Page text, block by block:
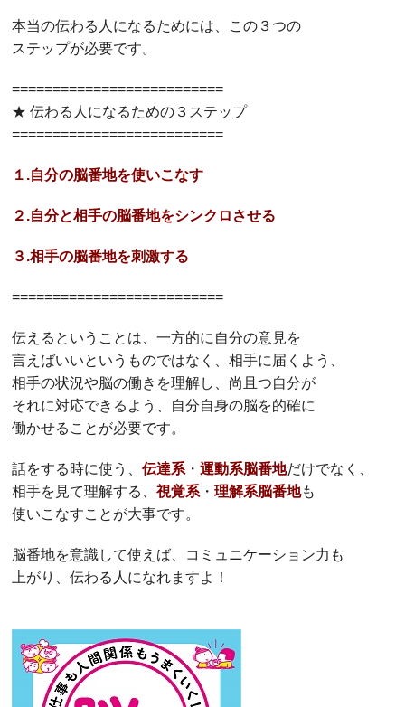
本当の伝わる人になるためには、この３つの
ステップが必要です。
==========================
★ 伝わる人になるための３ステップ
==========================
１.自分の脳番地を使いこなす
２.自分と相手の脳番地をシンクロさせる
３.相手の脳番地を刺激する
==========================
伝えるということは、一方的に自分の意見を
言えばいいというものではなく、相手に届くよう、
相手の状況や脳の働きを理解し、尚且つ自分が
それに対応できるよう、自分自身の脳を的確に
働かせることが必要です。
話をする時に使う、伝達系 ・運動系脳番地だけでなく、
相手を見て理解する、視覚系 ・理解系脳番地も
使いこなすことが大事です。
脳番地を意識して使えば、コミュニケーション力も
上がり、伝わる人になれますよ！